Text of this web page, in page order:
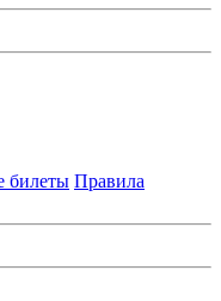
билеты Правила